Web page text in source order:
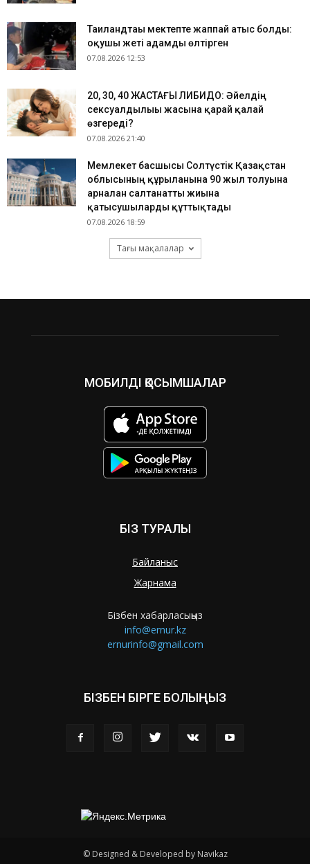
Таиландтағы мектепте жаппай атыс болды:
оқушы жеті адамды өлтірген
07.08.2026 12:53
​20, 30, 40 ЖАСТАҒЫ ЛИБИДО: Әйелдің
сексуалдылығы жасына қарай қалай
өзгереді?
07.08.2026 21:40
Мемлекет басшысы Солтүстік Қазақстан
облысының құрылғанына 90 жыл толуына
арналған салтанатты жиынға
қатысушыларды құттықтады
07.08.2026 18:59
Тағы мақалалар
МОБИЛДІ ҚОСЫМШАЛАР
БІЗ ТУРАЛЫ
Байланыс
Жарнама
Бізбен хабарласыңыз
info@ernur.kz
ernurinfo@gmail.com
БІЗБЕН БІРГЕ БОЛЫҢЫЗ
© Designed & Developed by Navikaz